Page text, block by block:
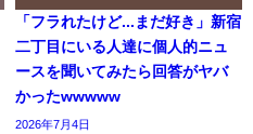
「フラれたけど...まだ好き」新宿
二丁目にいる人達に個人的ニュ
ースを聞いてみたら回答がヤバ
かったwwwww
2026年7月4日